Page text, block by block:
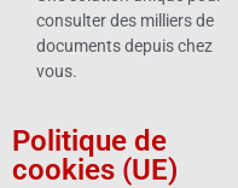
consulter des milliers de
documents depuis chez
vous.
Politique de
cookies (UE)